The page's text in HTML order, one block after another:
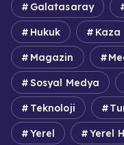
Galatasaray
Hukuk Kaza
Magazin
Sosyal Medya
Teknoloji
Yerel Yerel